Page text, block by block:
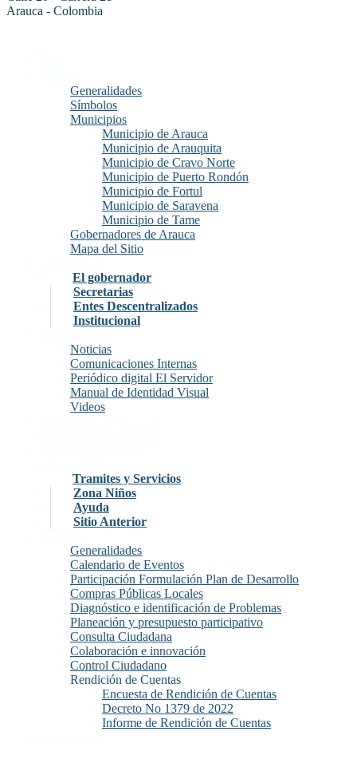
Arauca - Colombia
Generalidades
Símbolos
Municipios
Municipio de Arauca
Municipio de Arauquita
Municipio de Cravo Norte
Municipio de Puerto Rondón
Municipio de Fortul
Municipio de Saravena
Municipio de Tame
Gobernadores de Arauca
Mapa del Sitio
El gobernador
Secretarias
Entes Descentralizados
Institucional
Noticias
Comunicaciones Internas
Periódico digital El Servidor
Manual de Identidad Visual
Videos
Tramites y Servicios
Zona Niños
Ayuda
Sitio Anterior
Generalidades
Calendario de Eventos
Participación Formulación Plan de Desarrollo
Compras Públicas Locales
Diagnóstico e identificación de Problemas
Planeación y presupuesto participativo
Consulta Ciudadana
Colaboración e innovación
Control Ciudadano
Rendición de Cuentas
Encuesta de Rendición de Cuentas
Decreto No 1379 de 2022
Informe de Rendición de Cuentas